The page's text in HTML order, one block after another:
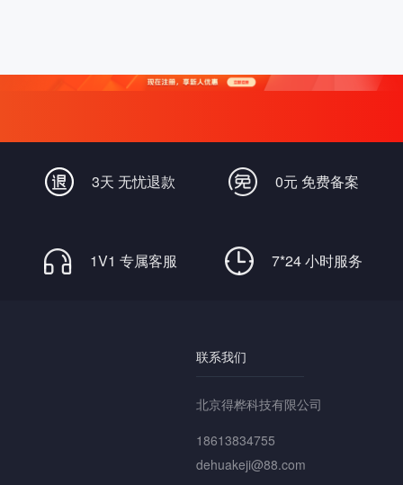
3天 无忧退款 0元 免费备案
1V1 专属客服 7*24 小时服务
联系我们
北京得桦科技有限公司
18613834755
dehuakeji@88.com